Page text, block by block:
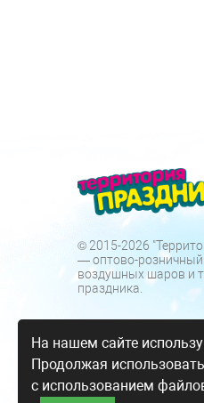
© 2015-2026
— оптово-розничный
воздушных шаров и
праздника.
На нашем сайте
Продолжая
с использованием